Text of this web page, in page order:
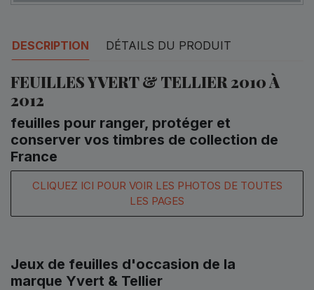
DESCRIPTION DÉTAILS DU PRODUIT
FEUILLES YVERT & TELLIER 2010 À
2012
feuilles pour ranger, protéger et
conserver vos timbres de collection de
France
CLIQUEZ ICI POUR VOIR LES PHOTOS DE TOUTES
LES PAGES
Jeux de feuilles d'occasion de la
marque Yvert & Tellier